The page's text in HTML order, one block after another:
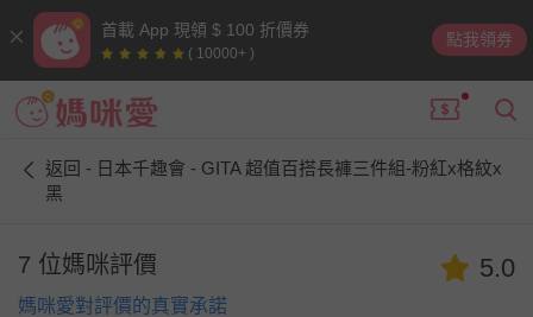
首載 App 現領 $ 100 折價券
( 10000+ )
點我領券
返回 - 日本千趣會 - GITA 超值百搭長褲三件組-粉紅x格紋x
黑
7 位媽咪評價
媽咪愛對評價的真實承諾
5.0